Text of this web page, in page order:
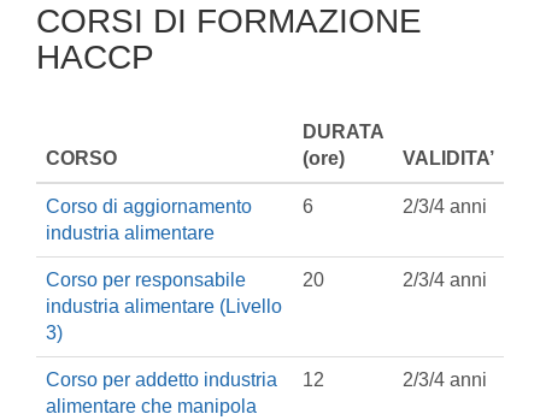
CORSI DI FORMAZIONE
HACCP
CORSO
DURATA
(ore)
VALIDITA’
Corso di aggiornamento
industria alimentare
6 2/3/4 anni
Corso per responsabile
industria alimentare (Livello
3)
20 2/3/4 anni
Corso per addetto industria
alimentare che manipola
12 2/3/4 anni